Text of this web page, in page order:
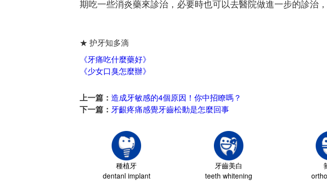
期吃一些消炎藥來診治，必要時也可以去醫院做進一步的診治
★ 护牙知多滴
《牙痛吃什麼藥好》
《少女口臭怎麼辦》
上一篇： 造成牙敏感的4個原因！你中招瞭嗎？
下一篇： 牙齦疼痛感覺牙齒松動是怎麼回事
種植牙
dentanl implant
牙齒美白
teeth whitening